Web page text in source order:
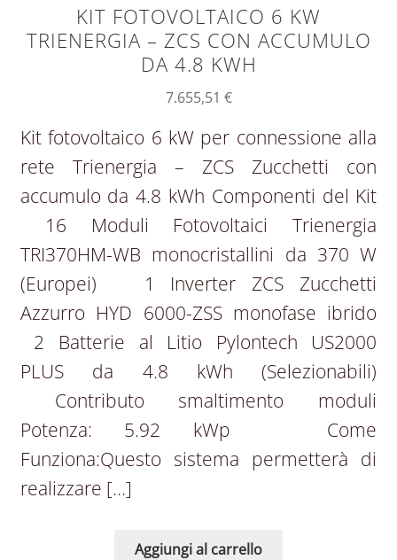
KIT FOTOVOLTAICO 6 KW
TRIENERGIA – ZCS CON ACCUMULO
DA 4.8 KWH
7.655,51 €
Kit fotovoltaico 6 kW per connessione alla
rete Trienergia – ZCS Zucchetti con
accumulo da 4.8 kWh Componenti del Kit
16 Moduli Fotovoltaici Trienergia
TRI370HM-WB monocristallini da 370 W
(Europei) 1 Inverter ZCS Zucchetti
Azzurro HYD 6000-ZSS monofase ibrido
2 Batterie al Litio Pylontech US2000
PLUS da 4.8 kWh (Selezionabili)
Contributo smaltimento moduli
Potenza: 5.92 kWp Come
Funziona:Questo sistema permetterà di
realizzare […]
Aggiungi al carrello